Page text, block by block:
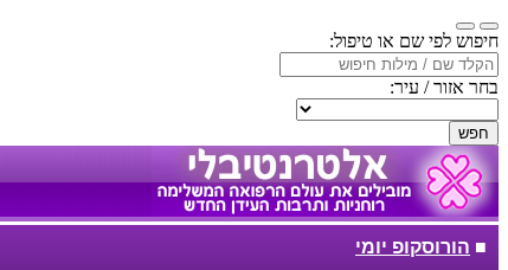
חיפוש לפי שם או טיפול:
בחר אזור / עיר:
חפש
■ הורוסקופ יומי